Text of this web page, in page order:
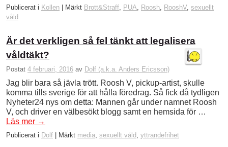
Publicerat i Kollen Märkt Brott&Straff, PUA, Roosh, RooshV, sexuellt
våld
Är det verkligen så fel tänkt att legalisera
våldtäkt?
Postat 4 februari, 2016 av Dolf (a.k.a. Anders Ericsson)
Jag blir bara så jävla trött. Roosh V, pickup-artist, skulle
komma tills sverige för att hålla föredrag. Så fick då tydligen
Nyheter24 nys om detta: Mannen går under namnet Roosh
V, och driver en välbesökt blogg samt en hemsida för …
Läs mer →
Publicerat i Dolf | Märkt media sexuellt våld yttrandefrihet